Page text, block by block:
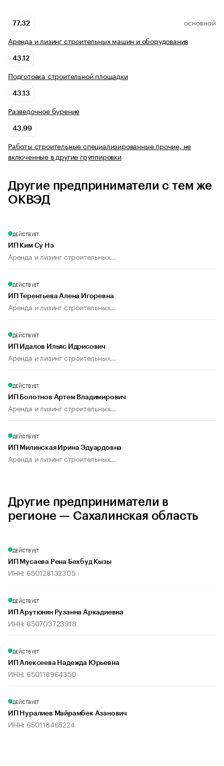
77.32 ОСНОВНОЙ
Аренда и лизинг строительных машин и оборудования
43.12
Подготовка строительной площадки
43.13
Разведочное бурение
43.99
Работы строительные специализированные прочие, не
включенные в другие группировки
Другие предприниматели с тем же
ОКВЭД
ДЕЙСТВУЕТ
ИП Ким Су Нэ
Аренда и лизинг строительных...
ДЕЙСТВУЕТ
ИП Терентьева Алена Игоревна
Аренда и лизинг строительных...
ДЕЙСТВУЕТ
ИП Идалов Ильяс Идрисович
Аренда и лизинг строительных...
ДЕЙСТВУЕТ
ИП Болотнов Артем Владимирович
Аренда и лизинг строительных...
ДЕЙСТВУЕТ
ИП Милинская Ирина Эдуардовна
Аренда и лизинг строительных...
Другие предприниматели в
регионе — Сахалинская область
ДЕЙСТВУЕТ
ИП Мусаева Рена Бехбуд Кызы
ИНН: 650128132305
ДЕЙСТВУЕТ
ИП Арутюнян Рузанна Аркадиевна
ИНН: 650703723918
ДЕЙСТВУЕТ
ИП Алексеева Надежда Юрьевна
ИНН: 650118964350
ДЕЙСТВУЕТ
ИП Нуралиев Майрамбек Азанович
ИНН: 650118465224